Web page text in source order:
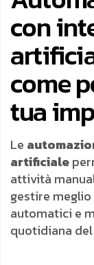
con
come
tua
Le
artificiale
attività
gestire
automatici e
quotidiana